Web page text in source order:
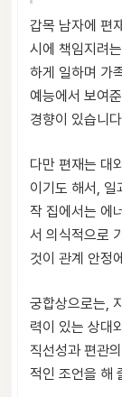
갑목 남자에 편
시에 책임지려
하게 일하며 가
예능에서 보여
경향이 있습니
다만 편재는 대
이기도 해서, 일
작 집에서는 에
서 의식적으로
것이 관계 안정
궁합상으로는,
력이 있는 상대
직선성과 편관
적인 조언을 해